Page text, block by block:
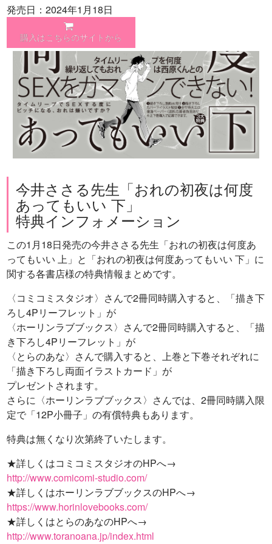
発売日：2024年1月18日
購入はこちらのサイトから
今井ささる先生「おれの初夜は何度
あってもいい 下」
特典インフォメーション
この1月18日発売の今井ささる先生「おれの初夜は何度あ
ってもいい 上」と「おれの初夜は何度あってもいい 下」に
関する各書店様の特典情報まとめです。
〈コミコミスタジオ〉さんで2冊同時購入すると、「描き下
ろし4Pリーフレット」が
〈ホーリンラブブックス〉さんで2冊同時購入すると、「描
き下ろし4Pリーフレット」が
〈とらのあな〉さんで購入すると、上巻と下巻それぞれに
「描き下ろし両面イラストカード」が
プレゼントされます。
さらに〈ホーリンラブブックス〉さんでは、2冊同時購入限
定で「12P小冊子」の有償特典もあります。
特典は無くなり次第終了いたします。
★詳しくはコミコミスタジオのHPへ→
http://www.comicomi-studio.com/
★詳しくはホーリンラブブックスのHPへ→
https://www.horinlovebooks.com/
★詳しくはとらのあなのHPへ→
http://www.toranoana.jp/index.html